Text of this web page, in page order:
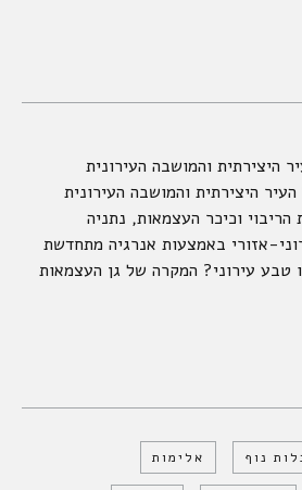
היצירתית והמושבה העירונית
העיר היצירתית והמושבה העירונית
וכיכר העצמאות, נתניה
אזורי באמצעות אנרגיה מתחדשת
טבע עירוני? המקרה של גן העצמאות
נוף אלימות